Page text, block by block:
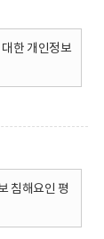
한 개인정보
침해요인 평